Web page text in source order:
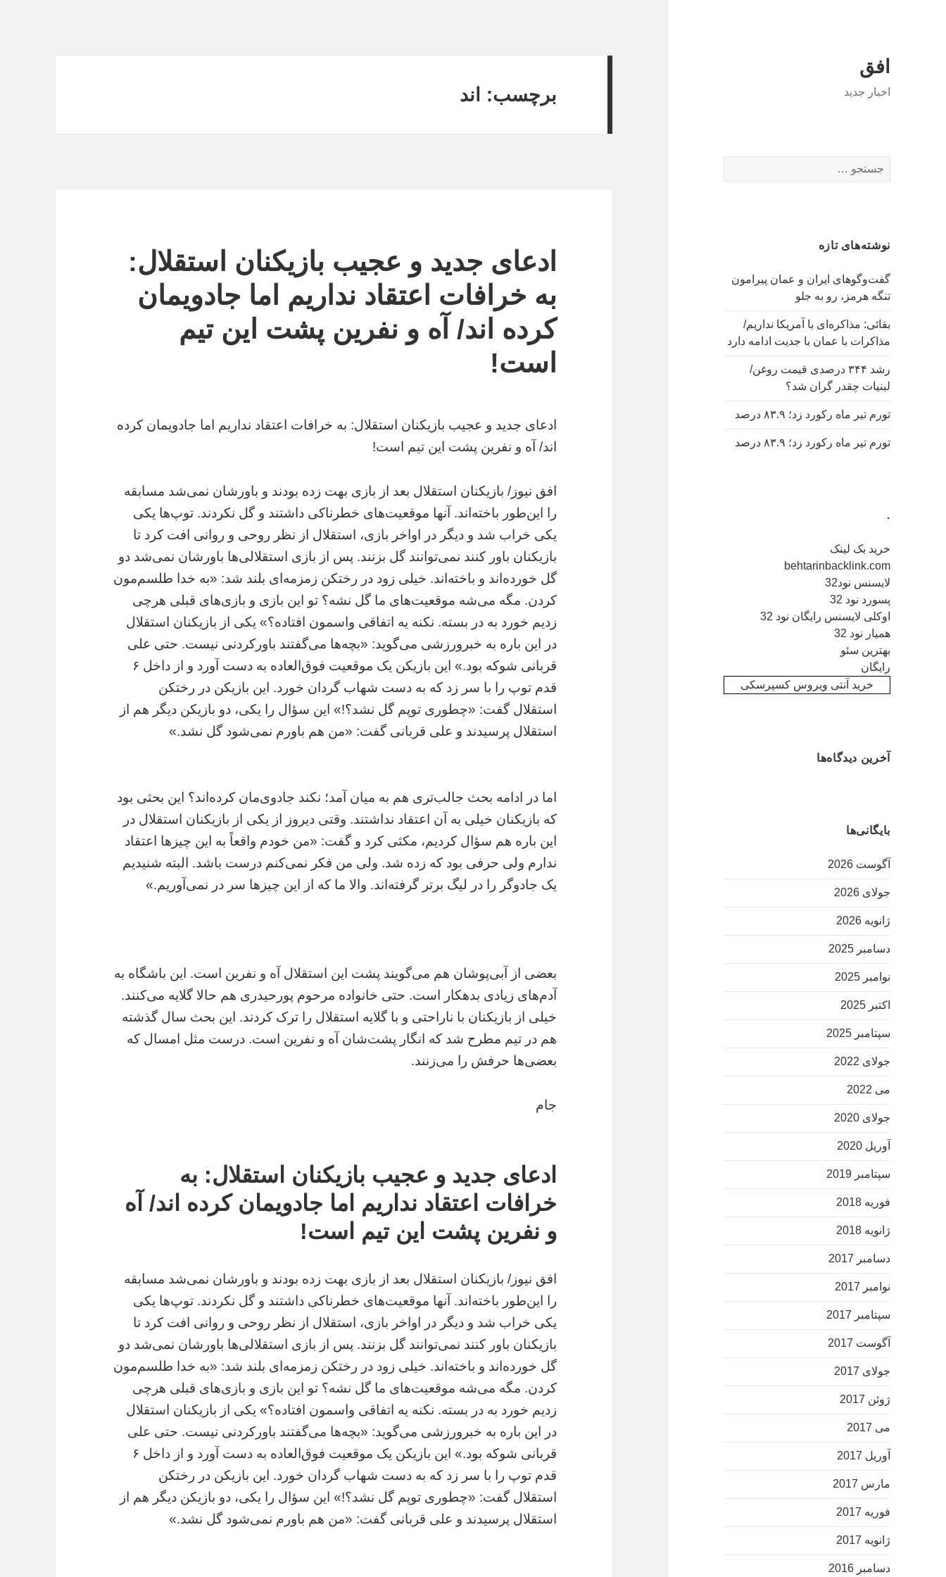
افق
اخبار جدید
برای:
نوشته‌های تازه
گفت‌وگوهای ایران و عمان پیرامون
تنگه هرمز، رو به جلو
بقائی: مذاکره‌ای با آمریکا نداریم/
مذاکرات با عمان با جدیت ادامه دارد
رشد ۳۴۴ درصدی قیمت روغن/
لبنیات چقدر گران شد؟
تورم تیر ماه رکورد زد؛ ۸۳.۹ درصد
تورم تیر ماه رکورد زد؛ ۸۳.۹ درصد
.
خرید بک لینک
behtarinbacklink.com
لایسنس نود32
پسورد نود 32
اوکلی لایسنس رایگان نود 32
همیار نود 32
بهترین سئو
رایگان
خرید آنتی ویروس کسپرسکی
آخرین دیدگاه‌ها
بایگانی‌ها
آگوست 2026
جولای 2026
ژانویه 2026
دسامبر 2025
نوامبر 2025
اکتبر 2025
سپتامبر 2025
جولای 2022
می 2022
جولای 2020
آوریل 2020
سپتامبر 2019
فوریه 2018
ژانویه 2018
دسامبر 2017
نوامبر 2017
سپتامبر 2017
آگوست 2017
جولای 2017
ژوئن 2017
می 2017
آوریل 2017
مارس 2017
فوریه 2017
ژانویه 2017
دسامبر 2016
برچسب: اند
ادعای جدید و عجیب بازیکنان استقلال:
به خرافات اعتقاد نداریم اما جادویمان
کرده اند/ آه و نفرین پشت این تیم
است!
ادعای جدید و عجیب بازیکنان استقلال: به خرافات اعتقاد نداریم اما جادویمان کرده
اند/ آه و نفرین پشت این تیم است!
افق نیوز/ بازیکنان استقلال بعد از بازی بهت زده بودند و باورشان نمی‌شد مسابقه
را این‌طور باخته‌اند. آنها موقعیت‌های خطرناکی داشتند و گل نکردند. توپ‌ها یکی
یکی خراب شد و دیگر در اواخر بازی، استقلال از نظر روحی و روانی افت کرد تا
بازیکنان باور کنند نمی‌توانند گل بزنند. پس از بازی استقلالی‌ها باورشان نمی‌شد دو
گل خورده‌اند و باخته‌اند. خیلی زود در رختکن زمزمه‌ای بلند شد: «به خدا طلسم‌مون
کردن. مگه می‌شه موقعیت‌های ما گل نشه؟ تو این بازی و بازی‌های قبلی هر‌چی
زدیم خورد به در بسته. نکنه یه اتفاقی واسمون افتاده؟» یکی از بازیکنان استقلال
در این باره به خبرورزشی می‌گوید: «بچه‌ها می‌گفتند باورکردنی نیست. حتی علی
قربانی شوکه بود.» این بازیکن یک موقعیت فوق‌‌العاده به دست آورد و از داخل ۶
قدم توپ را با سر زد که به دست شهاب گردان خورد. این بازیکن در رختکن
استقلال گفت: «چطوری توپم گل نشد؟!» این سؤال را یکی، دو بازیکن دیگر هم از
استقلال پرسیدند و علی قربانی گفت: «من هم باورم نمی‌شود گل نشد.»
اما در ادامه بحث جالب‌تری هم به میان آمد‌؛ نکند جادوی‌مان کرده‌اند؟ این بحثی بود
که بازیکنان خیلی به آن اعتقاد نداشتند. وقتی دیروز از یکی از بازیکنان استقلال در
این باره هم سؤال کردیم، مکثی کرد و گفت: «من خودم واقعاً به این چیزها اعتقاد
ندارم ولی حرفی بود که زده شد. ولی من فکر نمی‌کنم درست باشد. البته شنیدیم
یک جادوگر را در لیگ برتر گرفته‌اند. والا ما که از این چیزها سر در نمی‌آوریم.»
بعضی از آبی‌پوشان هم می‌گویند پشت این استقلال آه و نفرین است. این باشگاه به
آدم‌های زیادی بدهکار است. حتی خانواده مرحوم پورحیدری هم حالا گلایه می‌کنند.
خیلی از بازیکنان با ناراحتی و با گلایه استقلال را ترک کردند. این بحث سال گذشته
هم در تیم مطرح شد که انگار پشت‌شان آه و نفرین است. درست مثل امسال که
بعضی‌ها حرفش را می‌زنند.
جام
ادعای جدید و عجیب بازیکنان استقلال: به
خرافات اعتقاد نداریم اما جادویمان کرده اند/ آه
و نفرین پشت این تیم است!
افق نیوز/ بازیکنان استقلال بعد از بازی بهت زده بودند و باورشان نمی‌شد مسابقه
را این‌طور باخته‌اند. آنها موقعیت‌های خطرناکی داشتند و گل نکردند. توپ‌ها یکی
یکی خراب شد و دیگر در اواخر بازی، استقلال از نظر روحی و روانی افت کرد تا
بازیکنان باور کنند نمی‌توانند گل بزنند. پس از بازی استقلالی‌ها باورشان نمی‌شد دو
گل خورده‌اند و باخته‌اند. خیلی زود در رختکن زمزمه‌ای بلند شد: «به خدا طلسم‌مون
کردن. مگه می‌شه موقعیت‌های ما گل نشه؟ تو این بازی و بازی‌های قبلی هر‌چی
زدیم خورد به در بسته. نکنه یه اتفاقی واسمون افتاده؟» یکی از بازیکنان استقلال
در این باره به خبرورزشی می‌گوید: «بچه‌ها می‌گفتند باورکردنی نیست. حتی علی
قربانی شوکه بود.» این بازیکن یک موقعیت فوق‌‌العاده به دست آورد و از داخل ۶
قدم توپ را با سر زد که به دست شهاب گردان خورد. این بازیکن در رختکن
استقلال گفت: «چطوری توپم گل نشد؟!» این سؤال را یکی، دو بازیکن دیگر هم از
استقلال پرسیدند و علی قربانی گفت: «من هم باورم نمی‌شود گل نشد.»